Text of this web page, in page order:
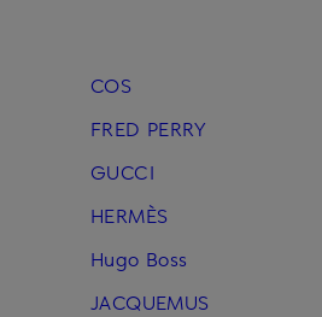
COS
FRED PERRY
GUCCI
HERMÈS
Hugo Boss
JACQUEMUS